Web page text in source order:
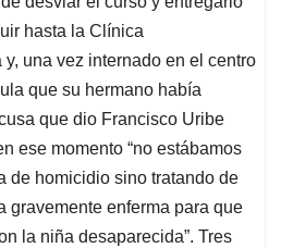
hasta la Clínica
una vez internado en el centro
que su hermano había
que dio Francisco Uribe
ese momento “no estábamos
de homicidio sino tratando de
gravemente enferma para que
la niña desaparecida”. Tres